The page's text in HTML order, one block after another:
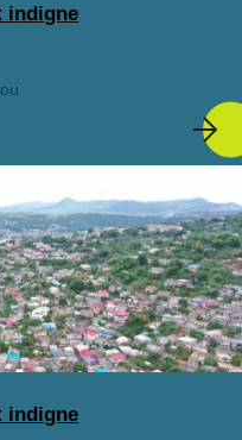
indigne
indigne